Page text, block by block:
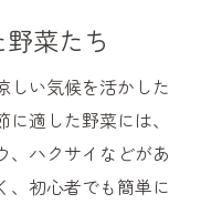
菜たち
しい気候を活かした
適した野菜には、
、ハクサイなどがあ
、初心者でも簡単に